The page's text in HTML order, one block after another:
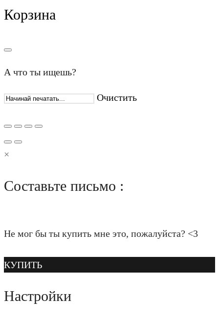
Корзина
А что ты ищешь?
Очистить
×
Составьте письмо :
Не мог бы ты купить мне это, пожалуйста? <3
КУПИТЬ
Настройки